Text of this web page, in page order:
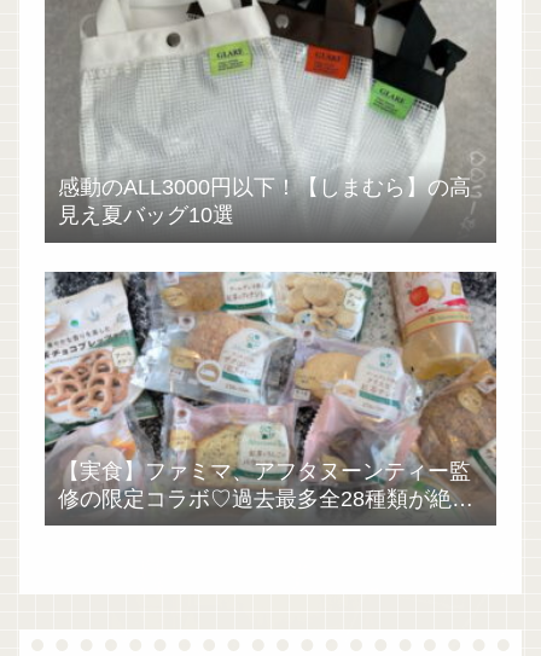
感動のALL3000円以下！【しまむら】の高
見え夏バッグ10選
【実食】ファミマ、アフタヌーンティー監
修の限定コラボ♡過去最多全28種類が絶品
過ぎた！